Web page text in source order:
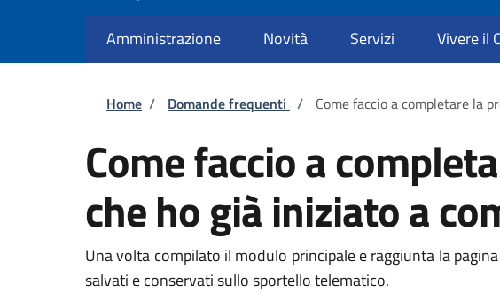
Amministrazione Novità Servizi Vivere il
Briciole di pane
Home / Domande frequenti / Come faccio a completare la
Come faccio a
che ho già iniziato a
Una volta compilato il modulo principale e raggiunta la
salvati e conservati sullo sportello telematico.